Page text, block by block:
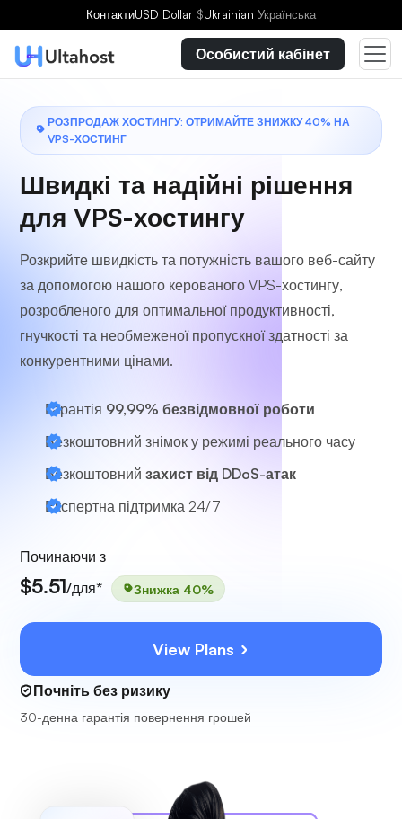
КонтактиUSD Dollar $Ukrainian Українська
Особистий кабінет
РОЗПРОДАЖ ХОСТИНГУ: ОТРИМАЙТЕ ЗНИЖКУ 40% НА
VPS-ХОСТИНГ
Швидкі та надійні рішення
для VPS-хостингу
Розкрийте швидкість та потужність вашого веб-сайту
за допомогою нашого керованого VPS-хостингу,
розробленого для оптимальної продуктивності,
гнучкості та необмеженої пропускної здатності за
конкурентними цінами.
Гарантія 99,99% безвідмовної роботи
Безкоштовний знімок у режимі реального часу
Безкоштовний захист від DDoS-атак
Експертна підтримка 24/7
Починаючи з
$5.51/для* Знижка 40%
View Plans
Почніть без ризику
30-денна гарантія повернення грошей